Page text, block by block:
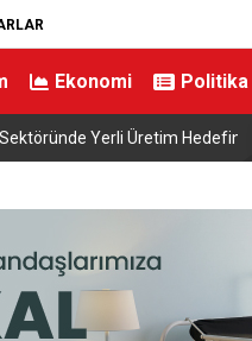
Ekonomi Politika
Yerli Üretim Hedefini